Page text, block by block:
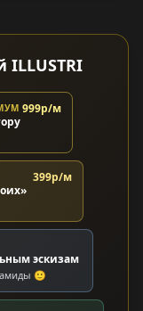
999р/м
399р/м
эскизам
🙂